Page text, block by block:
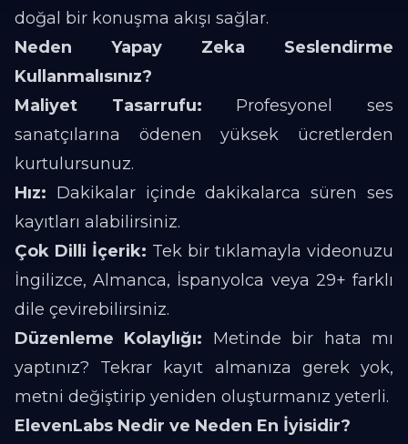
doğal bir konuşma akışı sağlar.
Neden Yapay Zeka Seslendirme
Kullanmalısınız?
Maliyet Tasarrufu: Profesyonel ses
sanatçılarına ödenen yüksek ücretlerden
kurtulursunuz.
Hız: Dakikalar içinde dakikalarca süren ses
kayıtları alabilirsiniz.
Çok Dilli İçerik: Tek bir tıklamayla videonuzu
İngilizce, Almanca, İspanyolca veya 29+ farklı
dile çevirebilirsiniz.
Düzenleme Kolaylığı: Metinde bir hata mı
yaptınız? Tekrar kayıt almanıza gerek yok,
metni değiştirip yeniden oluşturmanız yeterli.
ElevenLabs Nedir ve Neden En İyisidir?